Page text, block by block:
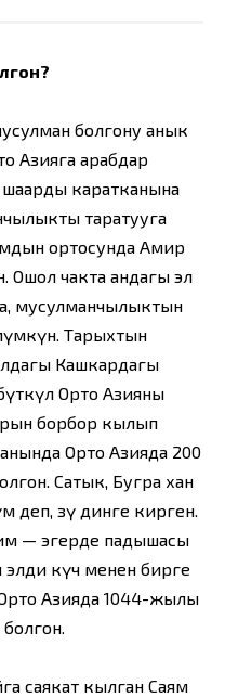
болгону анык
Азияга арабдар
каратканына
таратууга
ортосунда Амир
Ошол чакта андагы эл
мусулманчылыктын
Тарыхтын
Кашкардагы
Орто Азияны
борбор кылып
Орто Азияда 200
Сатык, Бугра хан
деп, өзү динге кирген.
— эгерде падышасы
күч менен бирге
Орто Азияда 1044-жылы
саякат кылган Саям